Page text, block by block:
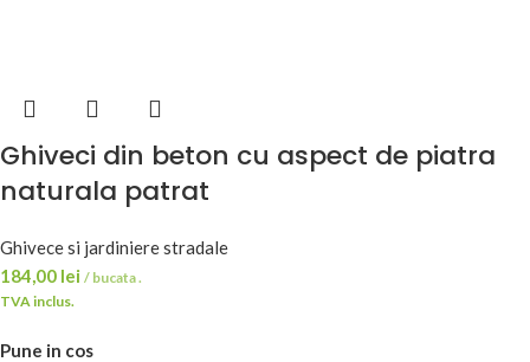
Ghiveci din beton cu aspect de piatra
naturala patrat
Ghivece si jardiniere stradale
184,00 lei / bucata .
TVA inclus.
Pune in cos